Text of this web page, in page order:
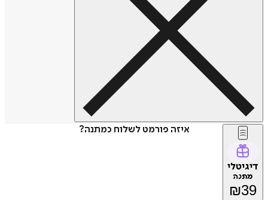
איזה פורמט לשלוח כמתנה?
דיגיטלי
מתנה
₪39